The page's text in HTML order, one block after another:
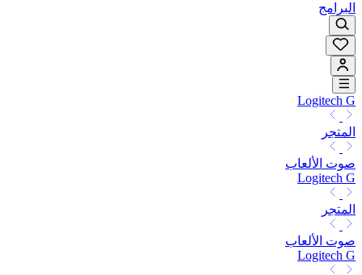
البرامج
Logitech G
المتجر
صوت الألعاب
Logitech G
المتجر
صوت الألعاب
Logitech G